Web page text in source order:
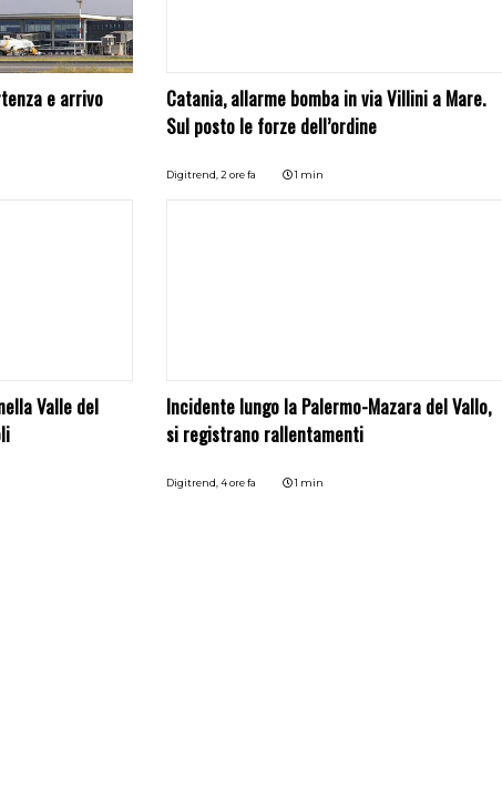
e arrivo
Catania, allarme bomba in via Villini a Mare.
Sul posto le forze dell’ordine
Digitrend,2 ore fa 1 min
Valle del
Incidente lungo la Palermo-Mazara del Vallo,
si registrano rallentamenti
Digitrend,4 ore fa 1 min